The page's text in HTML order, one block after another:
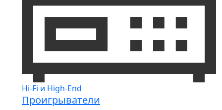
Hi-Fi и High-End
Проигрыватели